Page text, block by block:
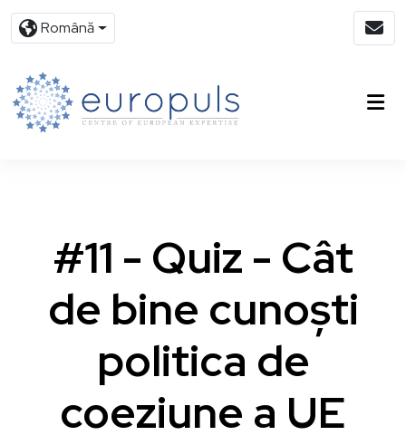
Română
#11 - Quiz - Cât
de bine cunoști
politica de
coeziune a UE